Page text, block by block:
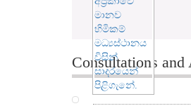
Consultations